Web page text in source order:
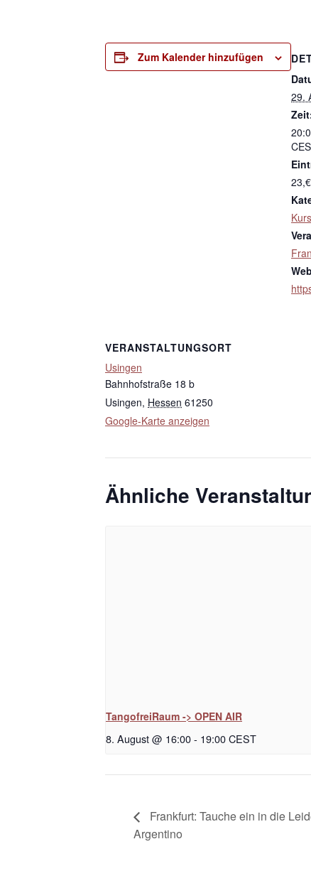
Zum Kalender hinzufügen
29.
23,€
VERANSTALTUNGSORT
Usingen
Bahnhofstraße 18 b
Usingen, Hessen 61250
Google-Karte anzeigen
Ähnliche
TangofreiRaum -> OPEN AIR
8. August @ 16:00- 19:00CEST
Frankfurt: Tauche ein in die
Argentino